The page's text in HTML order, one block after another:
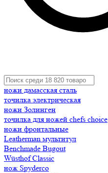
ножи дамасская сталь
точилка электрическая
ножи Золинген
точилка для ножей chefs choice
ножи фронтальные
Leatherman мультитул
Benchmade Bugout
Wüsthof Classic
нож Spyderco